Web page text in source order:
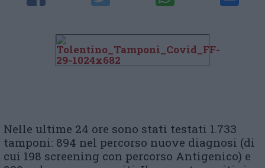
Nelle ultime 24 ore sono stati testati 1.733
tamponi: 894 nel percorso nuove diagnosi (di
cui 198 screening con percorso Antigenico) e